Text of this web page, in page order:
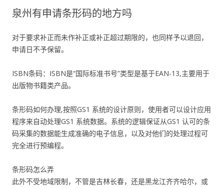
泉州有申请条形码的地方吗
对于要求补正而未作补正或补正超过期限的，也同样予以退回，
申请日不予保留。
ISBN条码：ISBN是“国际标准书号”类型是基于EAN-13,主要用于
出版物书籍类产品。
条形码如何办理,按照GS1 系统的设计原则，使用者可以设计应用
程序来自动处理GS1 系统数据。系统的逻辑保证从GS1 认可的条
码采集的数据能生成准确的电子信息，以及对他们的处理过程可
完全进行预编程。
条形码怎么弄
此外不受地域限制，不管是吉林长春，还是黑龙江齐齐哈尔，或